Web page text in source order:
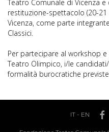
Teatro Comunale di Vicenza
restituzione-spettacolo (20-
Vicenza, come parte
Classici.
Per partecipare al workshop
Teatro Olimpico, i/le
formalità burocratiche
IT- EN